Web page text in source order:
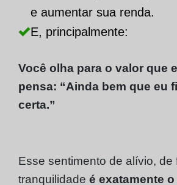
e aumentar sua renda.
E, principalmente:
Você olha para o valor que
pensa: “Ainda bem que eu
certa.”
Esse sentimento de alívio, de
tranquilidade é exatamente